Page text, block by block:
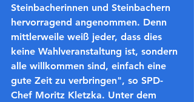
Steinbacherinnen und Steinbachern
hervorragend angenommen. Denn
mittlerweile weiß jeder, dass dies
keine Wahlveranstaltung ist, sondern
alle willkommen sind, einfach eine
gute Zeit zu verbringen", so SPD-
Chef Moritz Kletzka. Unter dem